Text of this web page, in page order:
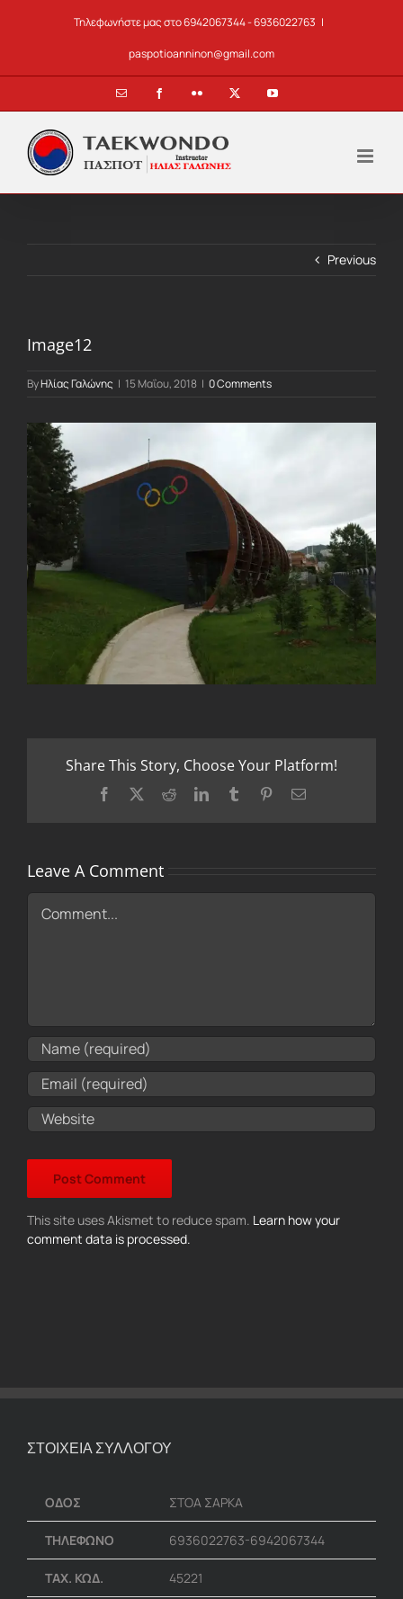
Τηλεφωνήστε μας στο 6942067344 - 6936022763 |
paspotioanninon@gmail.com
Email FacebookFlickr YouTube
Previous
Image12
ByΗλίας Γαλώνης | 15 Μαΐου, 2018 | 0 Comments
Share This Story, Choose Your Platform!
Facebook RedditLinkedInTumblr PinterestEmail
Leave A Comment
Comment
This site uses Akismet to reduce spam. Learn how your
comment data is processed.
ΣΤΟΙΧΕΙΑ ΣΥΛΛΟΓΟΥ
ΟΔΟΣ ΣΤΟΑ ΣΑΡΚΑ
ΤΗΛΕΦΩΝΟ 6936022763-6942067344
ΤΑΧ. ΚΩΔ. 45221